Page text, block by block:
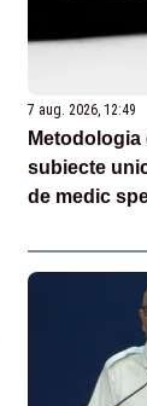
7 aug. 2026, 12:49
subiecte
de medic